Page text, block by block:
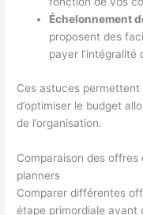
Échelonnement
proposent des
payer l’intégralité
Ces astuces
d’optimiser le budget
de l’organisation.
Comparaison des offres
planners
Comparer différentes
étape primordiale avant